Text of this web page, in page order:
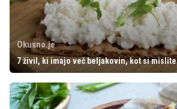
Okusno.je
7 živil, ki imajo več beljakovin, kot si mislite